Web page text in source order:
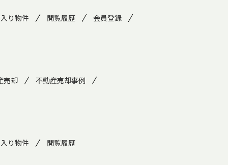
り物件 閲覧履歴
会員登録
売却
不動産売却事例
り物件 閲覧履歴